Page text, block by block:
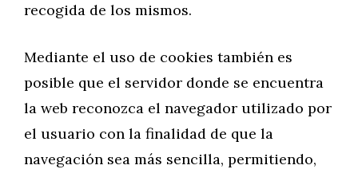
recogida de los mismos.
Mediante el uso de cookies también es
posible que el servidor donde se encuentra
la web reconozca el navegador utilizado por
el usuario con la finalidad de que la
navegación sea más sencilla, permitiendo,